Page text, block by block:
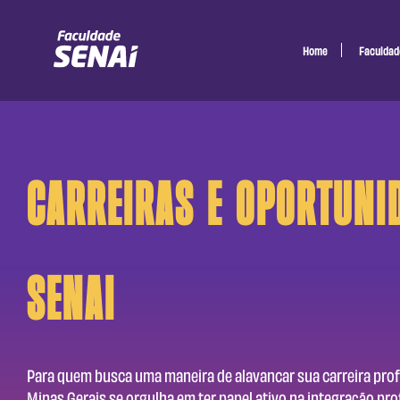
Home
Carreiras e
senai
Para quem busca uma maneira de alavancar sua carreira